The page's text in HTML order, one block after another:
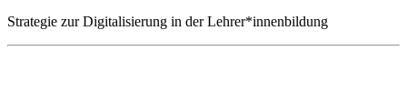
Strategie zur Digitalisierung in der Lehrer*innenbildung